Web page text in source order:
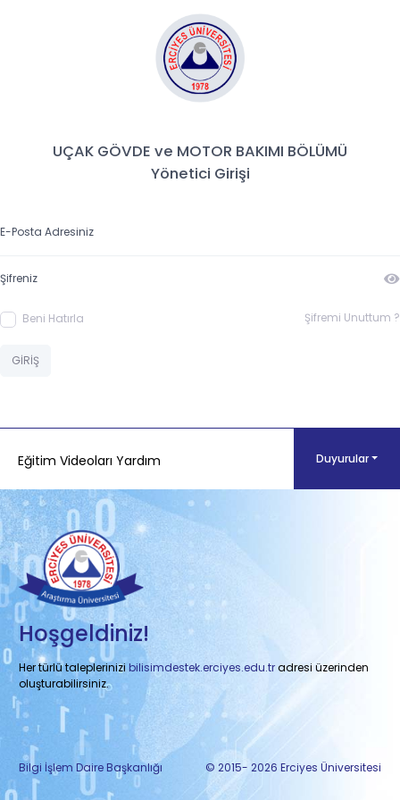
Hoşgeldiniz!
Her türlü taleplerinizi bilisimdestek.erciyes.edu.tradresi üzerinden
oluşturabilirsiniz.
© 2015- 2026 Erciyes Üniversitesi
Bilgi İşlem Daire Başkanlığı
UÇAK GÖVDE ve MOTOR BAKIMI BÖLÜMÜ
Yönetici Girişi
Beni Hatırla Şifremi Unuttum ?
GİRİŞ
Duyurular
Şifre Güncelleme Politikasında Değişiklik
Eğitim Videoları Yardım
Fakülte İdari Birim Merkezler Kalıbı Destek